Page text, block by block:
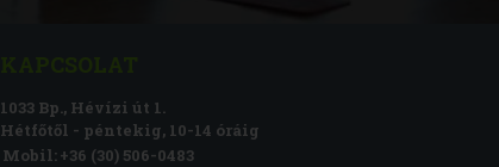
1033 Bp., Hévízi út 1.
Hétfőtől - péntekig, 10-14 óráig
Mobil:+36 (30) 506-0483